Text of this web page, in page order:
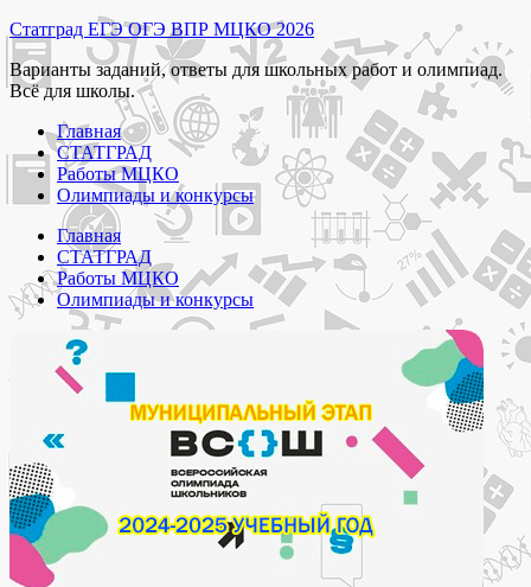
Перейти
к
содержимому
Статград ЕГЭ ОГЭ ВПР МЦКО 2026
Варианты заданий, ответы для школьных работ и олимпиад.
Всё для школы.
Главная
СТАТГРАД
Работы МЦКО
Олимпиады и конкурсы
Главная
СТАТГРАД
Работы МЦКО
Олимпиады и конкурсы